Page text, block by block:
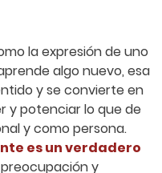
la expresión de uno
algo nuevo, esa
y se convierte en
y potenciar lo que de
y como persona.
es un verdadero
y